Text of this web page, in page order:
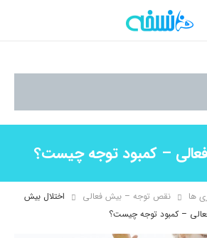
– کمبود توجه چیست؟
ها نقص توجه – بیش فعالی
اختلال بیش
– کمبود توجه چیست؟